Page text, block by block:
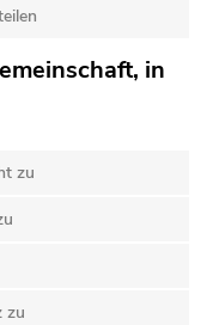
in
zu
zu